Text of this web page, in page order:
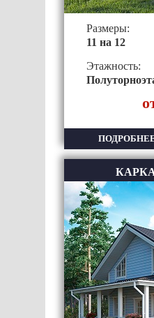
Размеры:
11 на 12
Этажность: